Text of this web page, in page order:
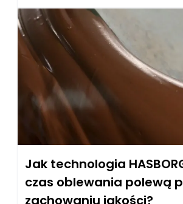
polewą to kluczowy etap w produkcji
ich atrakcyjności wizualnej oraz smaku.
zostały zaprojektowane z myślą o
zapewniając efektywność i
Jak technologia
czas oblewania polewą
zachowaniu jakości?